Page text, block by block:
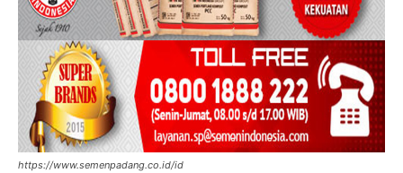
https://www.semenpadang.co.id/id